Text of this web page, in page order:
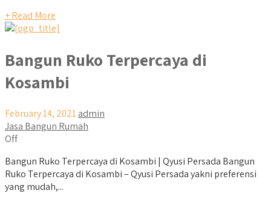
+ Read More
Bangun Ruko Terpercaya di
Kosambi
February 14, 2021admin
Jasa Bangun Rumah
Off
Bangun Ruko Terpercaya di Kosambi | Qyusi Persada Bangun
Ruko Terpercaya di Kosambi – Qyusi Persada yakni preferensi
yang mudah,...